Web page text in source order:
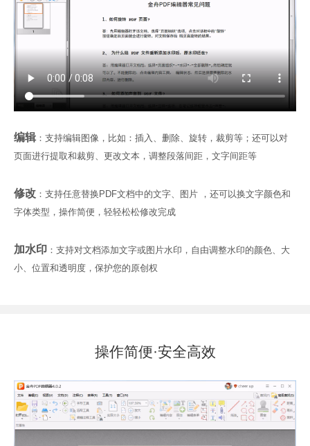
编辑：支持编辑图像，比如：插入、删除、旋转，裁剪等；还可以对
页面进行提取和裁剪、更改文本，调整段落间距，文字间距等
修改 ：支持任意替换PDF文档中的文字、图片 ，还可以换文字颜色和
字体类型，操作简便，轻轻松松修改完成
加水印 ：支持对文档添加文字或图片水印，自由调整水印的颜色、大
小、位置和透明度，保护您的原创权
操作简便·安全高效